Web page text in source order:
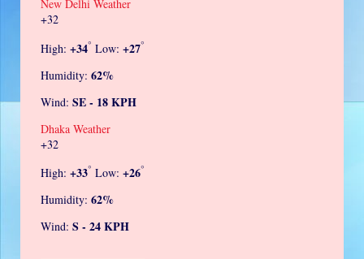
New Delhi Weather
+32
High: +34° Low: +27°
Humidity: 62%
Wind: SE - 18 KPH
Dhaka Weather
+32
High: +33° Low: +26°
Humidity: 62%
Wind: S - 24 KPH